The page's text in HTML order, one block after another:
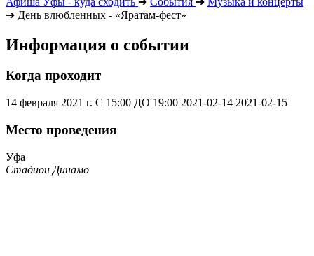
➔ День влюбленных - «Яратам-фест»
Информация о событии
Когда проходит
14 февраля 2021 г. С 15:00 ДО 19:00 2021-02-14 2021-02-15
Место проведения
Уфа
Стадион Динамо